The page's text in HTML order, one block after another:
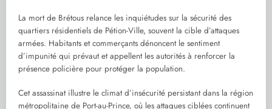
La mort de Brétous relance les inquiétudes sur la sécurité des
quartiers résidentiels de Pétion-Ville, souvent la cible d’attaques
armées. Habitants et commerçants dénoncent le sentiment
d’impunité qui prévaut et appellent les autorités à renforcer la
présence policière pour protéger la population.
Cet assassinat illustre le climat d’insécurité persistant dans la région
métropolitaine de Port-au-Prince, où les attaques ciblées continuent